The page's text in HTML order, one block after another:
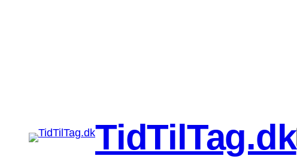
TidTilTag.dk